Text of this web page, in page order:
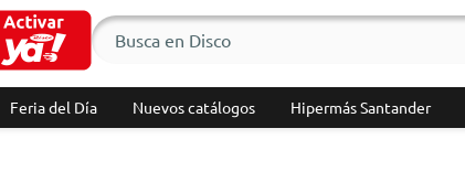
Feria del Día Nuevos catálogos Hipermás Santander